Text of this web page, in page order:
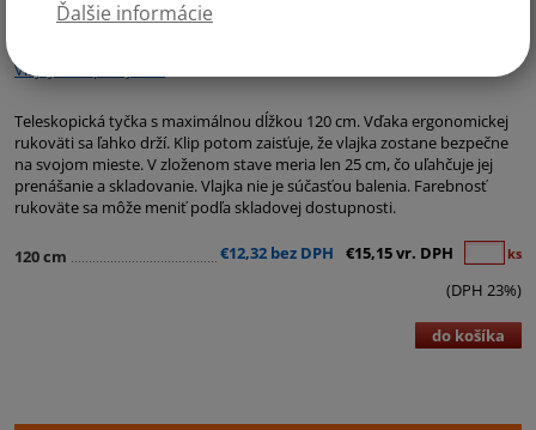
Ďalšie informácie
Vlajky Európskej únie
Teleskopická tyčka s maximálnou dĺžkou 120 cm. Vďaka ergonomickej
rukoväti sa ľahko drží. Klip potom zaisťuje, že vlajka zostane bezpečne
na svojom mieste. V zloženom stave meria len 25 cm, čo uľahčuje jej
prenášanie a skladovanie. Vlajka nie je súčasťou balenia. Farebnosť
rukoväte sa môže meniť podľa skladovej dostupnosti.
120 cm €12,32 bez DPH €15,15 vr. DPH ks
(DPH 23%)
do košíka